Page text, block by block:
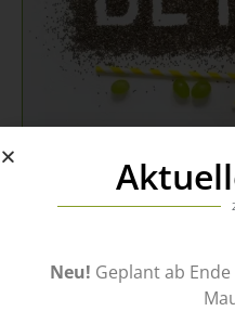
Nutzen Sie...
…unsere jahrelange Erfahrungen
Erhalten Sie dieUnterstützung,
Neu! Geplant ab